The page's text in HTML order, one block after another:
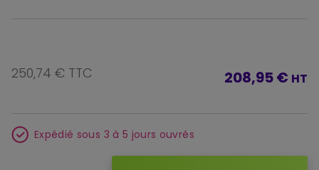
250,74 € TTC 208,95 € HT
Expédié sous 3 à 5 jours ouvrés